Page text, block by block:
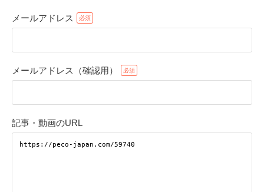
メールアドレス
メールアドレス（確認用）
記事・動画のURL
アプリで開く